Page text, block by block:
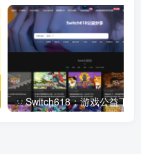
Switch618：游戏公益下载